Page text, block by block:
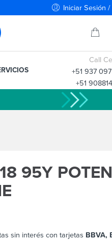
Iniciar Sesión
Call
+51 937
+51
95Y
sin interés con tarjetas BBVA,